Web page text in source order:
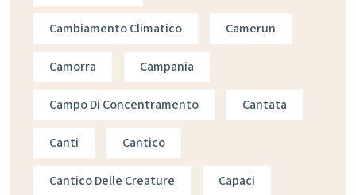
Cambiamento Climatico Camerun
Camorra Campania
Campo Di Concentramento Cantata
Canti Cantico
Cantico Delle Creature Capaci